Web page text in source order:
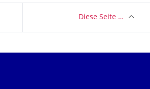
Diese Seite …